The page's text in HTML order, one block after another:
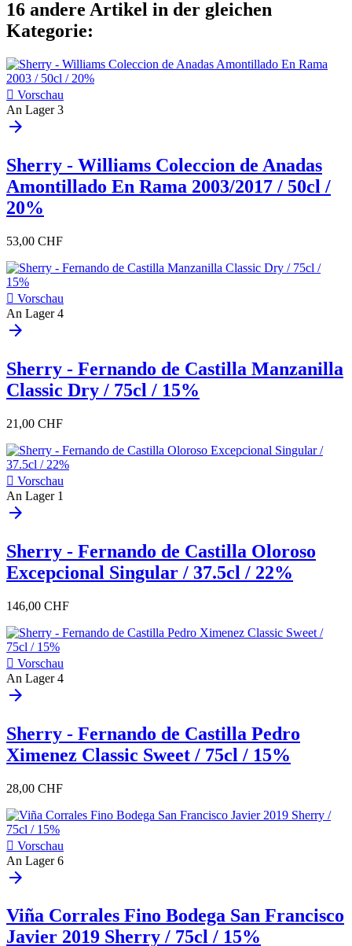
16 andere Artikel in der gleichen
Kategorie:
 Vorschau
An Lager 3
arrow_forward
Sherry - Williams Coleccion de Anadas
Amontillado En Rama 2003/2017 / 50cl /
20%
53,00 CHF
 Vorschau
An Lager 4
arrow_forward
Sherry - Fernando de Castilla Manzanilla
Classic Dry / 75cl / 15%
21,00 CHF
 Vorschau
An Lager 1
arrow_forward
Sherry - Fernando de Castilla Oloroso
Excepcional Singular / 37.5cl / 22%
146,00 CHF
 Vorschau
An Lager 4
arrow_forward
Sherry - Fernando de Castilla Pedro
Ximenez Classic Sweet / 75cl / 15%
28,00 CHF
 Vorschau
An Lager 6
arrow_forward
Viña Corrales Fino Bodega San Francisco
Javier 2019 Sherry / 75cl / 15%